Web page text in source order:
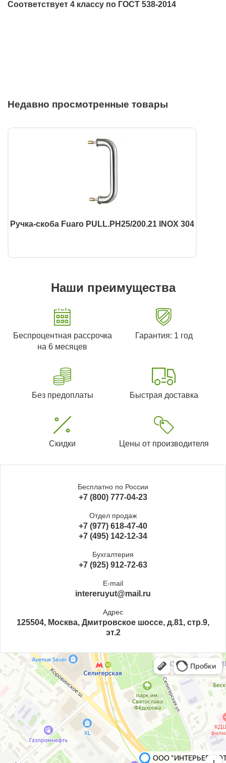
Соответствует 4 классу по ГОСТ 538-2014
Недавно просмотренные товары
Ручка-скоба Fuaro PULL.PH25/200.21 INOX 304
Наши преимущества
Беспроцентная рассрочка
на 6 месяцев
Гарантия: 1 год
Без предоплаты Быстрая доставка
Скидки Цены от производителя
Бесплатно по России
+7 (800) 777-04-23
Отдел продаж
+7 (977) 618-47-40
+7 (495) 142-12-34
Бухгалтерия
+7 (925) 912-72-63
E-mail
intereruyut@mail.ru
Адрес
125504, Москва, Дмитровское шоссе, д.81, стр.9,
эт.2